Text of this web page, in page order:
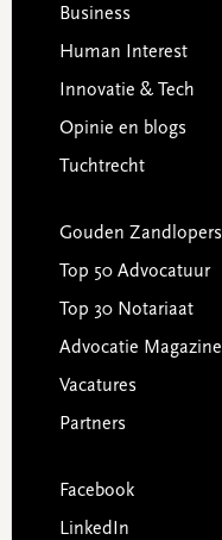
Business
Human Interest
Innovatie & Tech
Opinie en blogs
Tuchtrecht
Gouden Zandlopers
Top 50 Advocatuur
Top 30 Notariaat
Advocatie Magazine
Vacatures
Partners
Facebook
LinkedIn